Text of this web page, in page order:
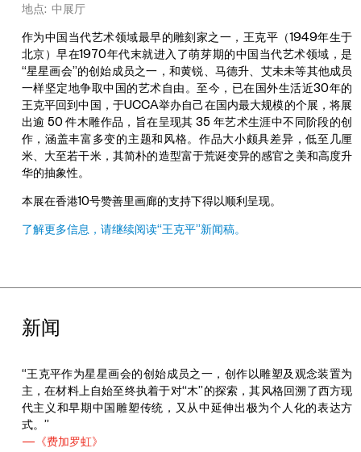
地点: 中展厅
作为中国当代艺术领域最早的雕刻家之一，王克平（1949年生于
北京）早在1970年代末就进入了萌芽期的中国当代艺术领域，是
“星星画会”的创始成员之一，和黄锐、马德升、艾未未等其他成员
一样坚定地争取中国的艺术自由。至今，已在国外生活近30年的
王克平回到中国，于UCCA举办自己在国内最大规模的个展，将展
出逾 50 件木雕作品，旨在呈现其 35 年艺术生涯中不同阶段的创
作，涵盖丰富多变的主题和风格。作品大小颇具差异，低至几厘
米、大至若干米，其简朴的造型富于荒诞变异的感官之美和高度升
华的抽象性。
本展在香港10号赞善里画廊的支持下得以顺利呈现。
了解更多信息，请继续阅读“王克平”新闻稿。
新闻
“王克平作为星星画会的创始成员之一，创作以雕塑及观念装置为
主，在材料上自始至终执着于对“木”的探索，其风格回溯了西方现
代主义和早期中国雕塑传统，又从中延伸出极为个人化的表达方
式。”
—《费加罗虹》